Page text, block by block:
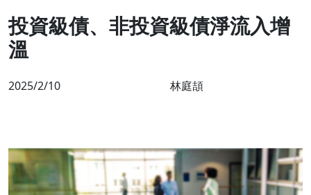
投資級債、非投資級債淨流入增
溫
2025/2/10 林庭頡